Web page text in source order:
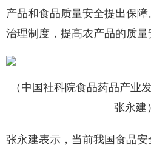
产品和食品质量安全提出保
治理制度，提高农产品的质量
（中国社科院食品药品产业
张永建）
张永建表示，当前我国食品